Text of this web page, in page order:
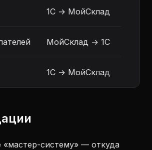
1С → МойСклад
МойСклад → 1С
1С → МойСклад
«мастер-систему» — откуда